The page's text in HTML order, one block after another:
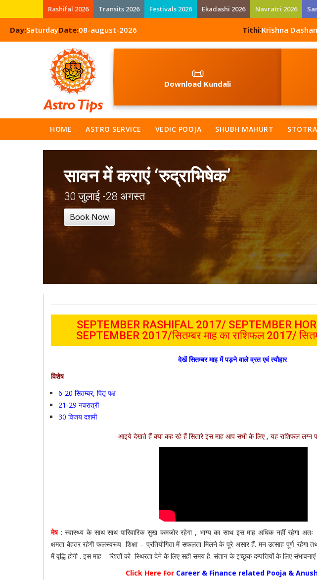
Rashifal 2026 Transits 2026 Festivals 2026 Ekadashi 2026 Navratri 2026
Day:SaturdayDate:08-august-2026 Tithi:Krishna
📜
Download Kundali
HOME ASTRO SERVICE VEDIC POOJA SHUBH MAHURT
सावन में कराएं ‘रुद्राभिषेक’
30 जुलाई -28 अगस्त
Book Now
SEPTEMBER RASHIFAL 2017/ SEPTEMBER
SEPTEMBER 2017/सितम्बर माह का राशिफल 2017/
देखें सितम्बर माह में पड़ने वाले व्रत एवं त्यौहार
विशेष
6-20 सितम्बर, पितृ पक्ष
21-29 नवरात्री
30 विजय दशमी
आइये देखते हैं क्या कह रहे हैं सितारे इस माह आप सभी के लिए , यह राशिफल लग्न
मेष : स्वास्थ्य के साथ साथ पारिवारिक सुख कमजोर रहेगा , भाग्य का साथ इस माह अधिक नहीं रहेगा
क्षमता बेहतर रहेगी फलस्वरूप शिक्षा – प्रतियोगिता में सफलता मिलने के पूरे असार हैं. मन उत्साह पूर्ण
में वृद्धि होगी . इस माह रिश्तों को स्थिरता देने के लिए सही समय है. संतान के इच्छुक दम्पत्तियों के लिए
Click Here For Career & Finance related Pooja &